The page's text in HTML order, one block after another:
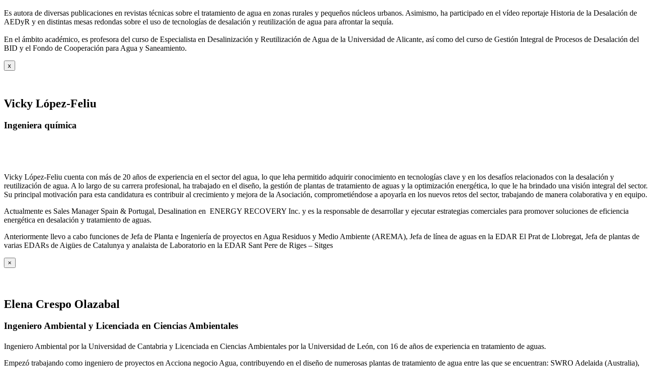
Es autora de diversas publicaciones en revistas técnicas sobre el tratamiento de agua en zonas rurales y pequeños núcleos urbanos. Asimismo, ha participado en el vídeo reportaje Historia de la Desalación de
AEDyR y en distintas mesas redondas sobre el uso de tecnologías de desalación y reutilización de agua para afrontar la sequía.
En el ámbito académico, es profesora del curso de Especialista en Desalinización y Reutilización de Agua de la Universidad de Alicante, así como del curso de Gestión Integral de Procesos de Desalación del
BID y el Fondo de Cooperación para Agua y Saneamiento.
x
Vicky López-Feliu
Ingeniera química
Vicky López-Feliu cuenta con más de 20 años de experiencia en el sector del agua, lo que leha permitido adquirir conocimiento en tecnologías clave y en los desafíos relacionados con la desalación y
reutilización de agua. A lo largo de su carrera profesional, ha trabajado en el diseño, la gestión de plantas de tratamiento de aguas y la optimización energética, lo que le ha brindado una visión integral del sector.
Su principal motivación para esta candidatura es contribuir al crecimiento y mejora de la Asociación, comprometiéndose a apoyarla en los nuevos retos del sector, trabajando de manera colaborativa y en equipo.
Actualmente es Sales Manager Spain & Portugal, Desalination en ENERGY RECOVERY Inc. y es la responsable de desarrollar y ejecutar estrategias comerciales para promover soluciones de eficiencia
energética en desalación y tratamiento de aguas.
Anteriormente llevo a cabo funciones de Jefa de Planta e Ingeniería de proyectos en Agua Residuos y Medio Ambiente (AREMA), Jefa de línea de aguas en la EDAR El Prat de Llobregat, Jefa de plantas de
varias EDARs de Aigües de Catalunya y analaista de Laboratorio en la EDAR Sant Pere de Riges – Sitges
×
Elena Crespo Olazabal
Ingeniero Ambiental y Licenciada en Ciencias Ambientales
Ingeniero Ambiental por la Universidad de Cantabria y Licenciada en Ciencias Ambientales por la Universidad de León, con 16 de años de experiencia en tratamiento de aguas.
Empezó trabajando como ingeniero de proyectos en Acciona negocio Agua, contribuyendo en el diseño de numerosas plantas de tratamiento de agua entre las que se encuentran: SWRO Adelaida (Australia),